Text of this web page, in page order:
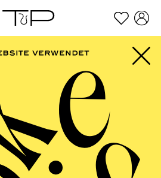
Zum Footer springen
FILTER
Pjotr I. Tschaikowsky,
Angebot der TUPcard ausgeschlossen.
2027